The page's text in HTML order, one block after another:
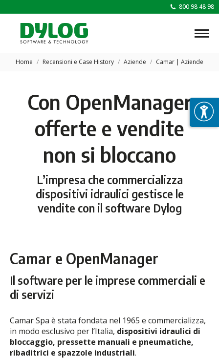
800 98 48 98
Tu sei qui:
Home Recensioni e Case History Aziende Camar | Aziende
Con OpenManager
offerte e vendite
non si bloccano
L’impresa che commercializza
dispositivi idraulici gestisce le
vendite con il software Dylog
Camar e OpenManager
Il software per le imprese commerciali e
di servizi
Camar Spa è stata fondata nel 1965 e commercializza,
in modo esclusivo per l’Italia, dispositivi idraulici di
bloccaggio, pressette manuali e pneumatiche,
ribaditrici e spazzole industriali.